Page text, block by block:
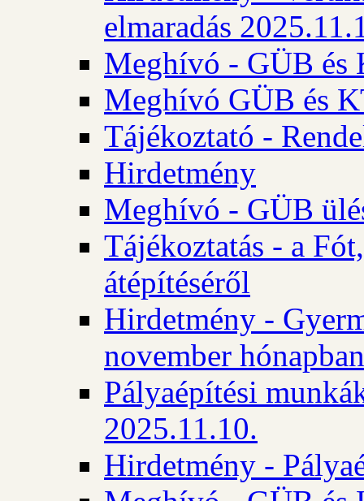
elmaradás
Meghívó - GÜB és
Meghívó GÜB és
Tájékoztató -
Hirdetmény
Meghívó - GÜB
Tájékoztatás - a
átépítéséről
Hirdetmény -
november hónapban
Pályaépítési
2025.11.10.
Hirdetmény -